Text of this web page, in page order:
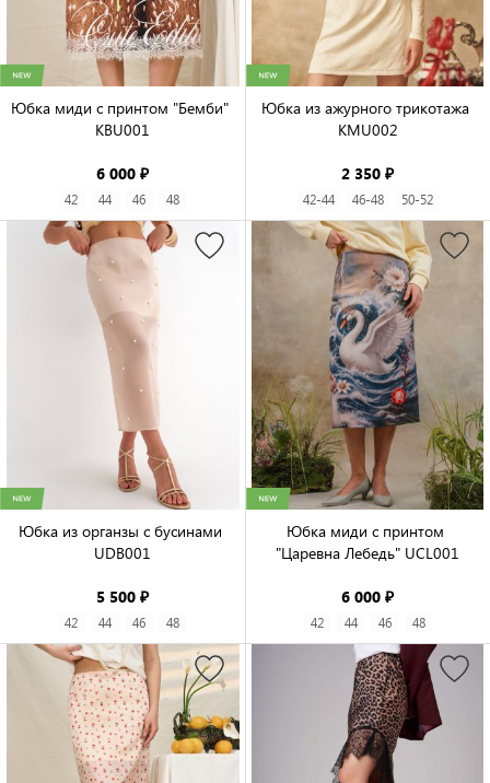
Юбка миди с принтом "Бемби"
KBU001
6 000 ₽
42 44 46 48
Юбка из ажурного трикотажа
KMU002
2 350 ₽
42-44 46-48 50-52
Юбка из органзы с бусинами
UDB001
5 500 ₽
42 44 46 48
Юбка миди с принтом
"Царевна Лебедь" UCL001
6 000 ₽
42 44 46 48